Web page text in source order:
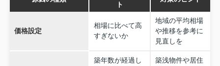
ト
価格設定
相場に比べて高
すぎないか
地域の平均相場
や推移を参考に
見直しを
築年数が経過し
築浅物件や居住